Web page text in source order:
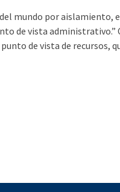
mundo por aislamiento,
de vista administrativo.”
de vista de recursos,